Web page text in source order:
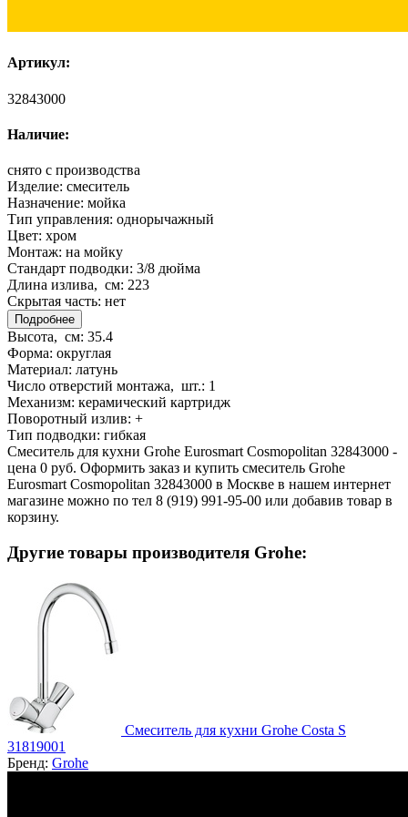
Артикул:
32843000
Наличие:
снято с производства
Изделие: смеситель
Назначение: мойка
Тип управления: однорычажный
Цвет: хром
Монтаж: на мойку
Стандарт подводки: 3/8 дюйма
Длина излива, см: 223
Скрытая часть: нет
Подробнее
Высота, см: 35.4
Форма: округлая
Материал: латунь
Число отверстий монтажа, шт.: 1
Механизм: керамический картридж
Поворотный излив: +
Тип подводки: гибкая
Смеситель для кухни Grohe Eurosmart Cosmopolitan 32843000 -
цена 0 руб. Оформить заказ и купить смеситель Grohe
Eurosmart Cosmopolitan 32843000 в Москве в нашем интернет
магазине можно по тел 8 (919) 991-95-00 или добавив товар в
корзину.
Другие товары производителя Grohe:
Смеситель для кухни Grohe Costa S
31819001
Бренд: Grohe